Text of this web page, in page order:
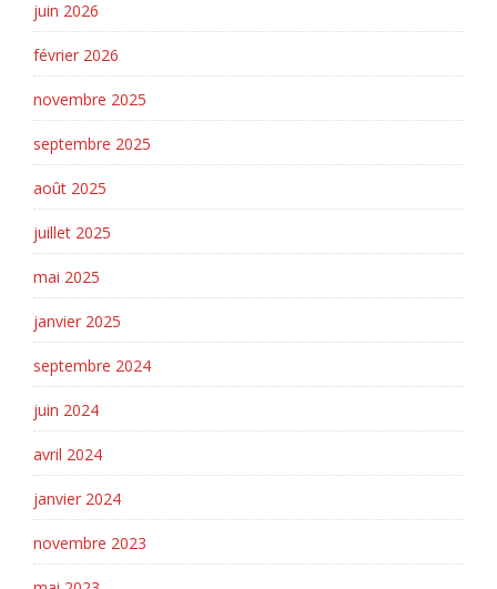
juin 2026
février 2026
novembre 2025
septembre 2025
août 2025
juillet 2025
mai 2025
janvier 2025
septembre 2024
juin 2024
avril 2024
janvier 2024
novembre 2023